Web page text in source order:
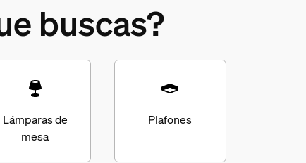
buscas?
Lámparas de
mesa
Plafones